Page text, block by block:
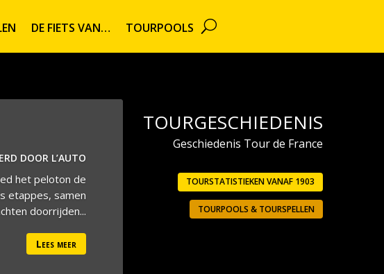
DE FIETS VAN… TOURPOOLS
DOOR L’AUTO
het peloton de
etappes, samen
doorrijden...
Lees meer
TOURGESCHIEDENIS
Geschiedenis Tour de France
TOURSTATISTIEKEN VANAF 1903
TOURPOOLS & TOURSPELLEN